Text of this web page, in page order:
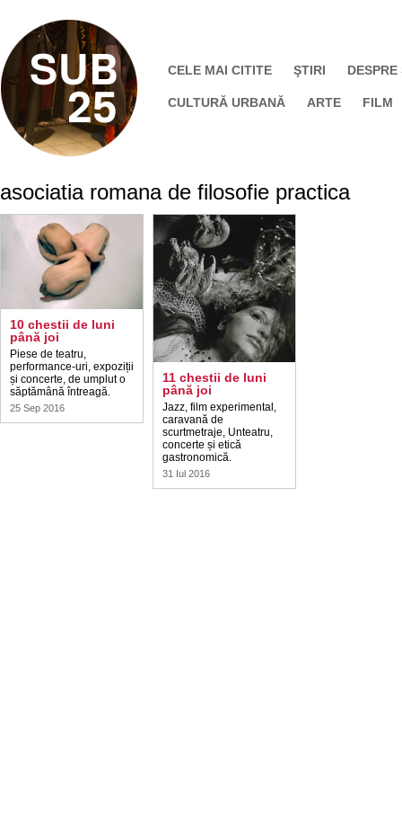
CELE MAI CITITE ŞTIRI DESPRE
CULTURĂ URBANĂ ARTE FILM
asociatia romana de filosofie practica
10 chestii de luni
până joi
Piese de teatru,
performance-uri, expoziții
și concerte, de umplut o
săptămână întreagă.
25 Sep 2016
11 chestii de luni
până joi
Jazz, film experimental,
caravană de
scurtmetraje, Unteatru,
concerte și etică
gastronomică.
31 Iul 2016